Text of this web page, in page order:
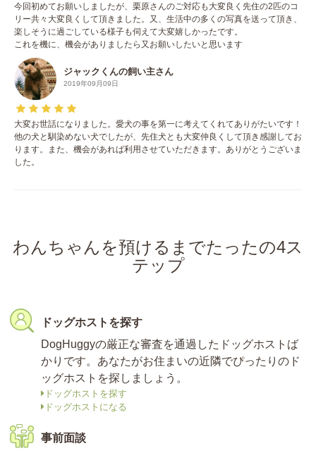
今回初めてお願いしましたが、栗原さんのご対応も大変良く先住の2匹のコ
リー共々大変良くして頂きました。又、生活中の多くの写真を送って頂き、
楽しそうに過ごしている様子も伺えて大変嬉しかったです。
これを機に、機会がありましたら又お願いしたいと思います
ジャックくんの飼い主さん
2019年09月09日
大変お世話になりました。愛犬の事を第一に考えてくれてありがたいです！
他の犬と馴染めない犬でしたが、先住犬とも大変仲良くして頂き感謝してお
ります。また、機会があれば利用させていただきます。ありがとうございま
した。
わんちゃんを預けるまでたったの4ス
テップ
ドッグホストを探す
DogHuggyの厳正な審査を通過したドッグホストば
かりです。あなたがお住まいの近隣でぴったりのド
ッグホストを探しましょう。
ドッグホストを探す
ドッグホストになる
事前面談